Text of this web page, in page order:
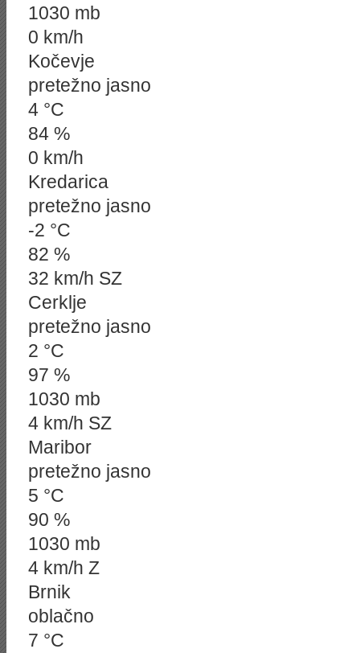
1030 mb
0 km/h
Kočevje
pretežno jasno
4 °C
84 %
0 km/h
Kredarica
pretežno jasno
-2 °C
82 %
32 km/h SZ
Cerklje
pretežno jasno
2 °C
97 %
1030 mb
4 km/h SZ
Maribor
pretežno jasno
5 °C
90 %
1030 mb
4 km/h Z
Brnik
oblačno
7 °C